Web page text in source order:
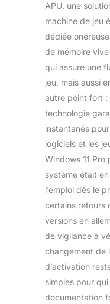
APU, une
machine de jeu
dédiée
de mémoire
qui assure une
jeu, mais aussi
autre point fort :
technologie
instantanés
logiciels et les
Windows 11
système était
l’emploi dès le
certains retours
versions en
de vigilance à
changement de
d’activation
simples pour
documentation